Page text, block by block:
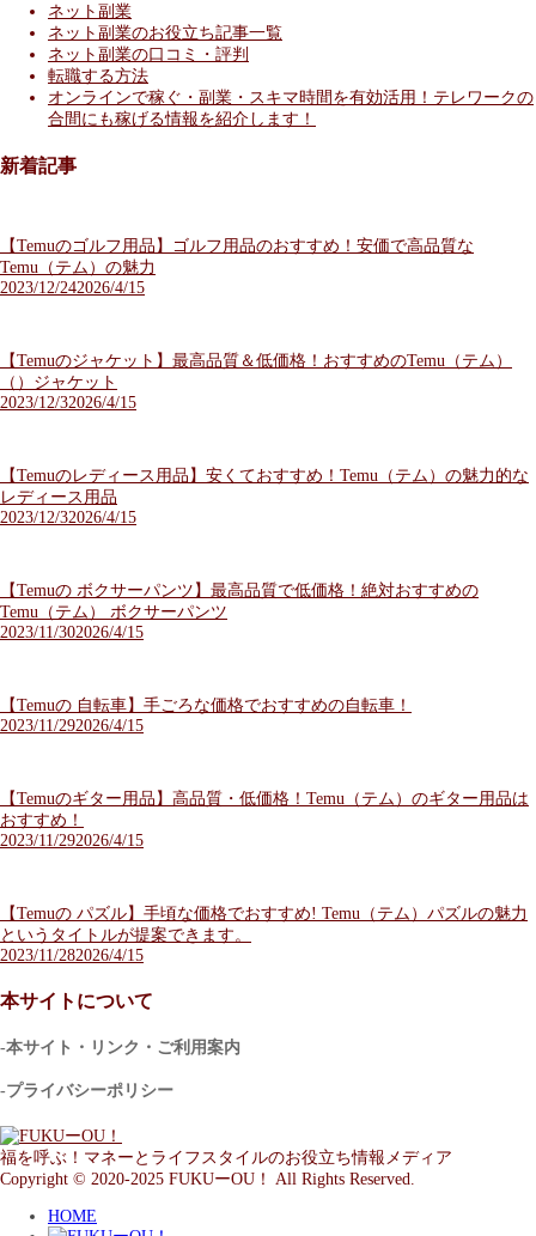
ネット副業
ネット副業のお役立ち記事一覧
ネット副業の口コミ・評判
転職する方法
オンラインで稼ぐ・副業・スキマ時間を有効活用！テレワークの
合間にも稼げる情報を紹介します！
新着記事
【Temuのゴルフ用品】ゴルフ用品のおすすめ！安価で高品質な
Temu（テム）の魅力
2023/12/242026/4/15
【Temuのジャケット】最高品質＆低価格！おすすめのTemu（テム）
（）ジャケット
2023/12/32026/4/15
【Temuのレディース用品】安くておすすめ！Temu（テム）の魅力的な
レディース用品
2023/12/32026/4/15
【Temuの ボクサーパンツ】最高品質で低価格！絶対おすすめの
Temu（テム） ボクサーパンツ
2023/11/302026/4/15
【Temuの 自転車】手ごろな価格でおすすめの自転車！
2023/11/292026/4/15
【Temuのギター用品】高品質・低価格！Temu（テム）のギター用品は
おすすめ！
2023/11/292026/4/15
【Temuの パズル】手頃な価格でおすすめ! Temu（テム）パズルの魅力
というタイトルが提案できます。
2023/11/282026/4/15
本サイトについて
-本サイト・リンク・ご利用案内
-プライバシーポリシー
福を呼ぶ！マネーとライフスタイルのお役立ち情報メディア
Copyright © 2020-2025 FUKUーOU！ All Rights Reserved.
HOME